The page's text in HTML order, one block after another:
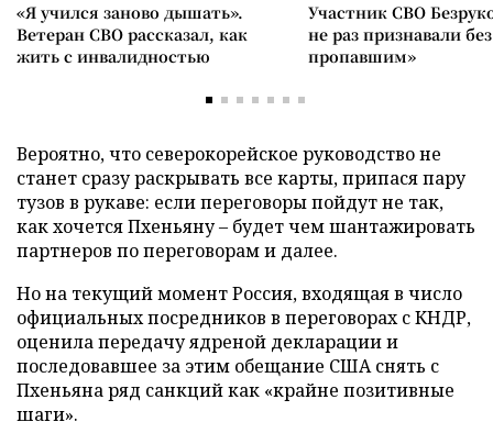
«Я учился заново дышать».
Ветеран СВО рассказал, как
жить с инвалидностью
Участник СВО
не раз признавали
пропавшим»
Вероятно, что северокорейское руководство не
станет сразу раскрывать все карты, припася пару
тузов в рукаве: если переговоры пойдут не так,
как хочется Пхеньяну – будет чем шантажировать
партнеров по переговорам и далее.
Но на текущий момент Россия, входящая в число
официальных посредников в переговорах с КНДР,
оценила передачу ядреной декларации и
последовавшее за этим обещание США снять с
Пхеньяна ряд санкций как «крайне позитивные
шаги».